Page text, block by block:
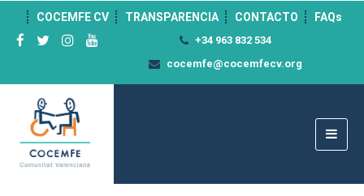
COCEMFE CV TRANSPARENCIA CONTACTO FAQs
+34 963 832 534
cocemfe@cocemfecv.org